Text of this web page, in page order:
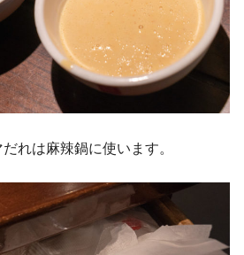
れは麻辣鍋に使います。